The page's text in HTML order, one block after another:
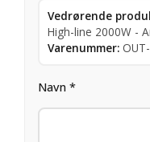
Vedrørende
High-line 2000W -
Varenummer:
Navn *